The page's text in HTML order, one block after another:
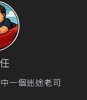
一個迷途老司